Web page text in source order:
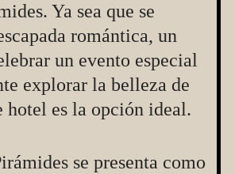
Ya sea que se
romántica, un
un evento especial
explorar la belleza de
hotel es la opción ideal.
se presenta como